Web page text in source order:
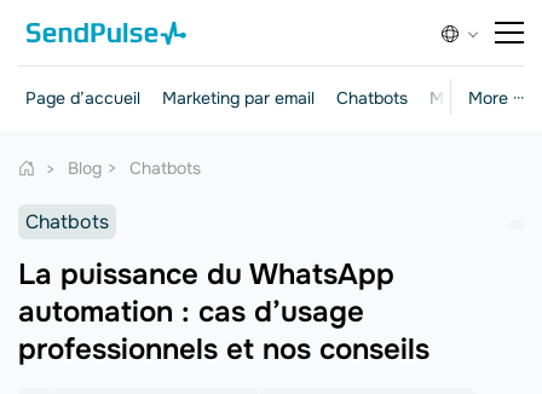
More ···
Page d’accueil Marketing par email Chatbots Marketing et
Blog Chatbots
Chatbots
La puissance du WhatsApp
automation : cas d’usage
professionnels et nos conseils